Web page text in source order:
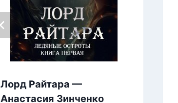
Лорд Райтара —
Анастасия Зинченко